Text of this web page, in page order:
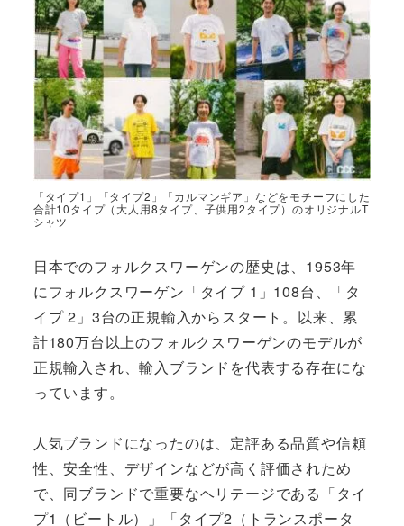
「タイプ1」「タイプ2」「カルマンギア」などをモチーフにした
合計10タイプ（大人用8タイプ、子供用2タイプ）のオリジナルT
シャツ
日本でのフォルクスワーゲンの歴史は、1953年
にフォルクスワーゲン「タイプ 1」108台、「タ
イプ 2」3台の正規輸入からスタート。以来、累
計180万台以上のフォルクスワーゲンのモデルが
正規輸入され、輸入ブランドを代表する存在にな
っています。
人気ブランドになったのは、定評ある品質や信頼
性、安全性、デザインなどが高く評価されため
で、同ブランドで重要なヘリテージである「タイ
プ1（ビートル）」「タイプ2（トランスポータ